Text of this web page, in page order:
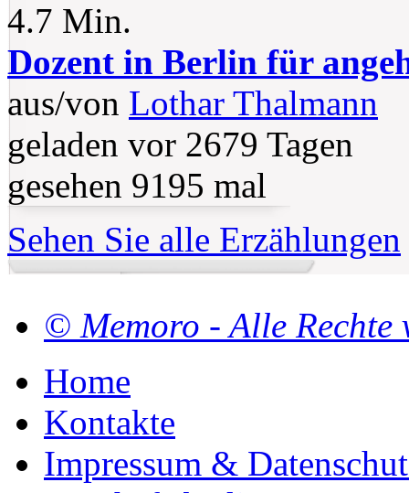
4.7 Min.
Dozent in Berlin für
aus/von Lothar Thalmann
geladen vor 2679 Tagen
gesehen 9195 mal
Sehen Sie alle Erzählungen
© Memoro - Alle Rechte
Home
Kontakte
Impressum &